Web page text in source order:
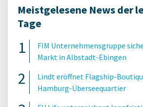
Meistgelesene News der
Tage
FIM Unternehmensgruppe
Markt in Albstadt-Ebingen
Lindt eröffnet Flagship-
Hamburg-Überseequartier